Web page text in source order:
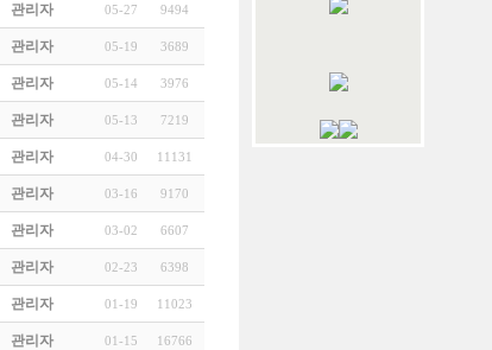
관리자 05-27 9494
관리자 05-19 3689
관리자 05-14 3976
관리자 05-13 7219
관리자 04-30 11131
관리자 03-16 9170
관리자 03-02 6607
관리자 02-23 6398
관리자 01-19 11023
관리자 01-15 16766